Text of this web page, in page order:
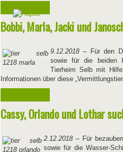
Weiterlesen ...
Bobbi, Marla, Jacki und
9.12.2018– Für den
sowie für die beiden
Tierheim Selb mit
Informationen über diese
Cassy, Orlando und Lothar
2.12.2018– Für
sowie für die Wasser-